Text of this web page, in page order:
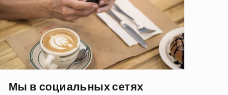
Мы в социальных сетях